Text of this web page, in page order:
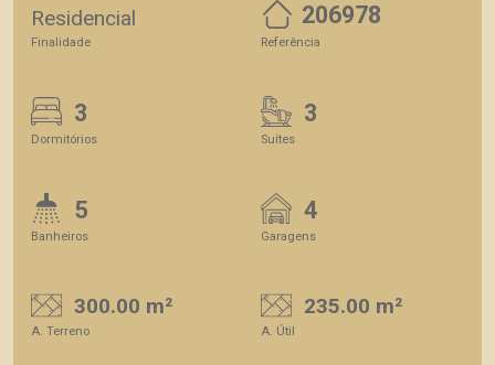
Residencial
Finalidade
206978
Referência
3
Dormitórios
3
Suítes
5
Banheiros
4
Garagens
300.00 m²
A. Terreno
235.00 m²
A. Útil